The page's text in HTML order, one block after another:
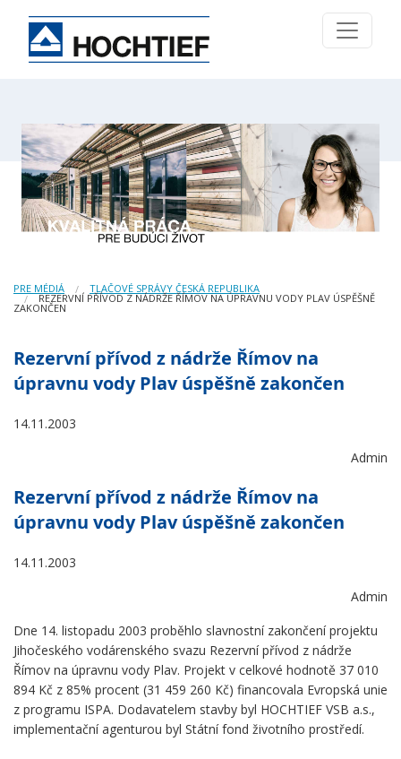
PRE MÉDIÁ TLAČOVÉ SPRÁVY ČESKÁ REPUBLIKA
REZERVNÍ PŘÍVOD Z NÁDRŽE ŘÍMOV NA ÚPRAVNU VODY PLAV ÚSPĚŠNĚ
ZAKONČEN
Rezervní přívod z nádrže Římov na
úpravnu vody Plav úspěšně zakončen
14.11.2003
Admin
Rezervní přívod z nádrže Římov na
úpravnu vody Plav úspěšně zakončen
14.11.2003
Admin
Dne 14. listopadu 2003 proběhlo slavnostní zakončení projektu
Jihočeského vodárenského svazu Rezervní přívod z nádrže
Římov na úpravnu vody Plav. Projekt v celkové hodnotě 37 010
894 Kč z 85% procent (31 459 260 Kč) financovala Evropská unie
z programu ISPA. Dodavatelem stavby byl HOCHTIEF VSB a.s.,
implementační agenturou byl Státní fond životního prostředí.